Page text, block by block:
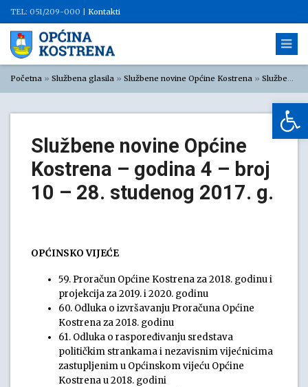
TEL: 051/209-000 | Kontakti
Početna » Službena glasila » Službene novine Općine Kostrena » Službene novine Općine Kostrena 2017
Službene novine Općine
Kostrena – godina 4 – broj
10 – 28. studenog 2017. g.
OPĆINSKO VIJEĆE
59. Proračun Općine Kostrena za 2018. godinu i
projekcija za 2019. i 2020. godinu
60. Odluka o izvršavanju Proračuna Općine
Kostrena za 2018. godinu
61. Odluka o raspoređivanju sredstava
političkim strankama i nezavisnim vijećnicima
zastupljenim u Općinskom vijeću Općine
Kostrena u 2018. godini